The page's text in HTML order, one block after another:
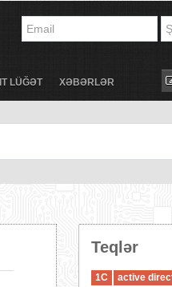
IT LÜĞƏT XƏBƏRLƏR
Teqlər
1C active